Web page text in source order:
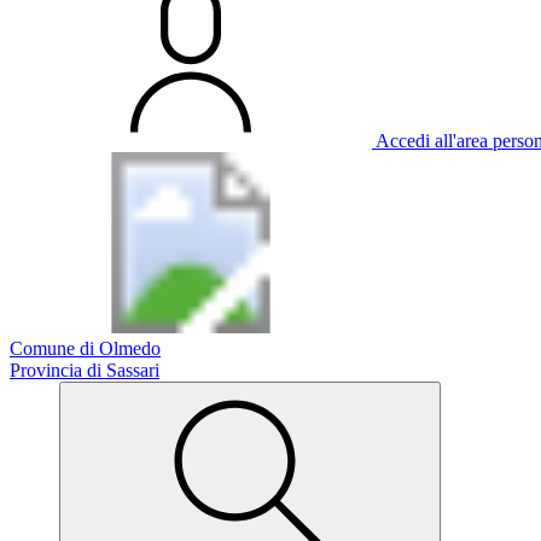
Accedi all'area
Comune di Olmedo
Provincia di Sassari